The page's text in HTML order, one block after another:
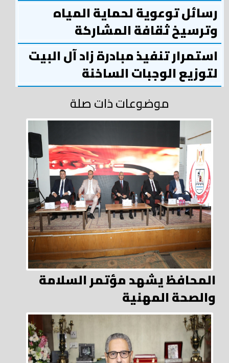
رسائل توعوية لحماية المياه
وترسيخ ثقافة المشاركة
استمرار تنفيذ مبادرة زاد آل البيت
لتوزيع الوجبات الساخنة
موضوعات ذات صلة
المحافظ يشهد مؤتمر السلامة
والصحة المهنية